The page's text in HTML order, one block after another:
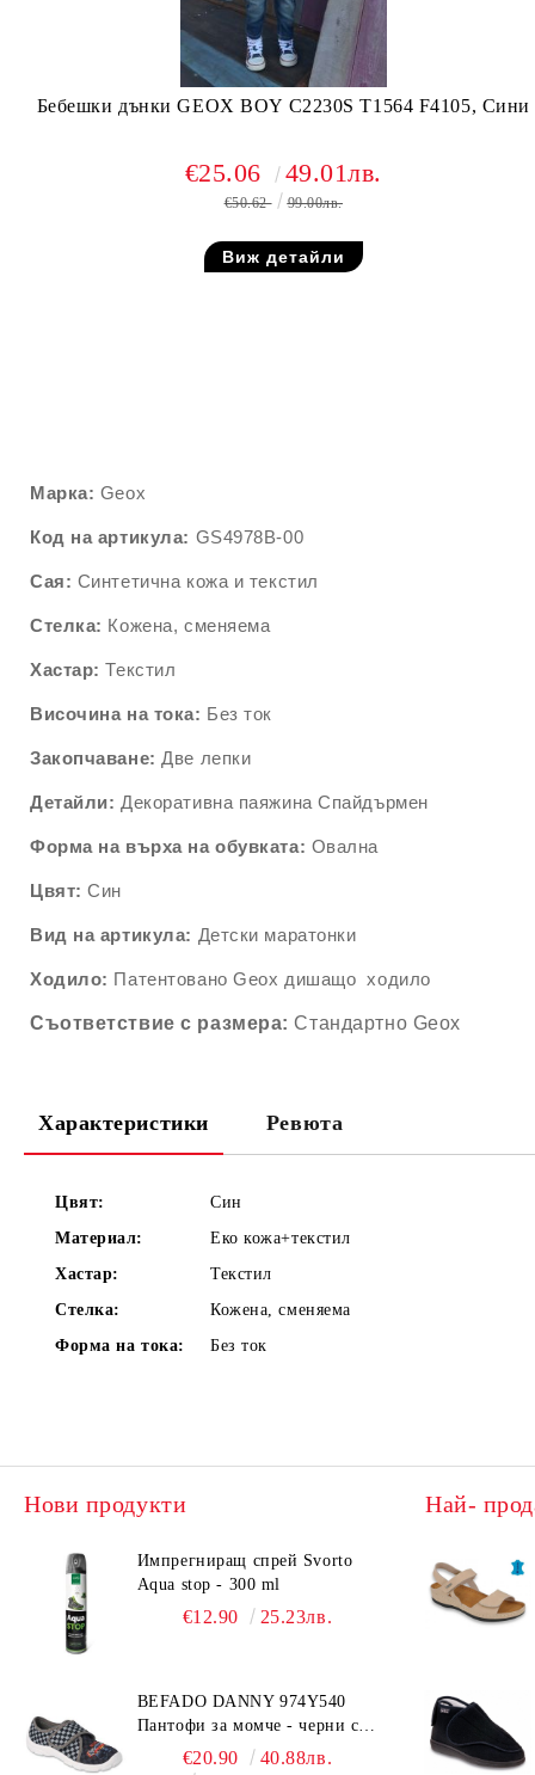
Бебешки дънки GEOX BOY C2230S T1564 F4105, Сини
€25.06 49.01лв.
€50.62 99.00лв.
Виж детайли
Марка: Geox
Код на артикула: GS4978B-00
Сая: Синтетична кожа и текстил
Стелка: Кожена, сменяема
Хастар:Текстил
Височина на тока: Без ток
Закопчаване: Две лепки
Детайли: Декоративна паяжина Спайдърмен
Форма на върха на обувката: Овална
Цвят:Син
Вид на артикула: Детски маратонки
Ходило: Патентовано Geox дишащо ходило
Съответствие с размера: Стандартно Geox
Характеристики Ревюта
Цвят:
Син
Материал:
Еко кожа+текстил
Хастар:
Текстил
Стелка:
Кожена, сменяема
Форма на тока:
Без ток
Нови продукти
Импрегниращ спрей Svorto
Aqua stop - 300 ml
€12.90 25.23лв.
BEFADO DANNY 974Y540
Пантофи за момче - черни с
€20.90 40.88лв.
Най-